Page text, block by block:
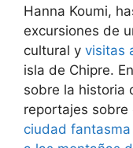
Hanna Koumi,
excursiones de
cultural y visitas
isla de Chipre.
sobre la historia
reportajes sobre
ciudad